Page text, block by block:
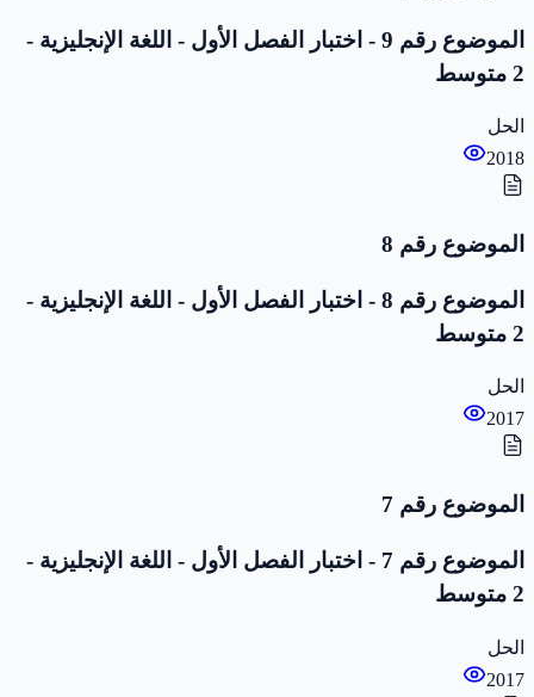
الموضوع رقم 9 - اختبار الفصل الأول - اللغة الإنجليزية -
2 متوسط
الحل
2018
الموضوع رقم 8
الموضوع رقم 8 - اختبار الفصل الأول - اللغة الإنجليزية -
2 متوسط
الحل
2017
الموضوع رقم 7
الموضوع رقم 7 - اختبار الفصل الأول - اللغة الإنجليزية -
2 متوسط
الحل
2017